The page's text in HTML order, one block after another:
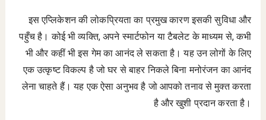
इस एप्लिकेशन की लोकप्रियता का प्रमुख कारण इसकी सुविधा और
पहुँच है। कोई भी व्यक्ति, अपने स्मार्टफोन या टैबलेट के माध्यम से, कभी
भी और कहीं भी इस गेम का आनंद ले सकता है। यह उन लोगों के लिए
एक उत्कृष्ट विकल्प है जो घर से बाहर निकले बिना मनोरंजन का आनंद
लेना चाहते हैं। यह एक ऐसा अनुभव है जो आपको तनाव से मुक्त करता
है और खुशी प्रदान करता है।